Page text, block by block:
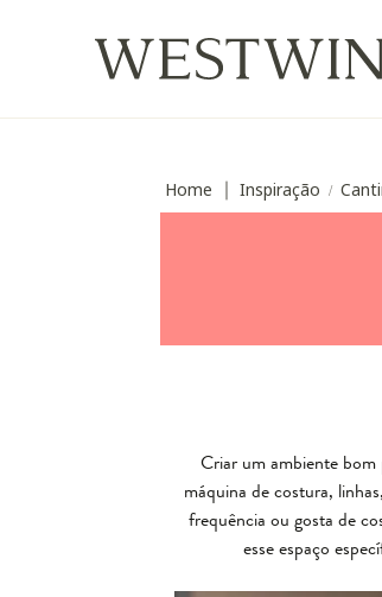
Home Inspiração /
Criar um ambiente bom
máquina de costura,
frequência ou gosta de
esse espaço